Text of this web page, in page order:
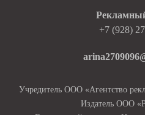
+7 (928)
Учредитель ООО «Агентство
Издатель ООО